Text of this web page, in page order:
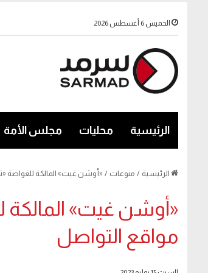
الخميس 6 أغسطس 2026
الرئيسية محليات مجلس الأمة
الرئيسية / منوعات / «أوشن غيت» المالكة للغواصة
«أوشن غيت» المالكة
مواقع التواصل